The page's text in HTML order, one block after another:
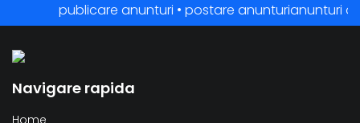
publicare anunturi • postare anunturianunturi
Navigare rapida